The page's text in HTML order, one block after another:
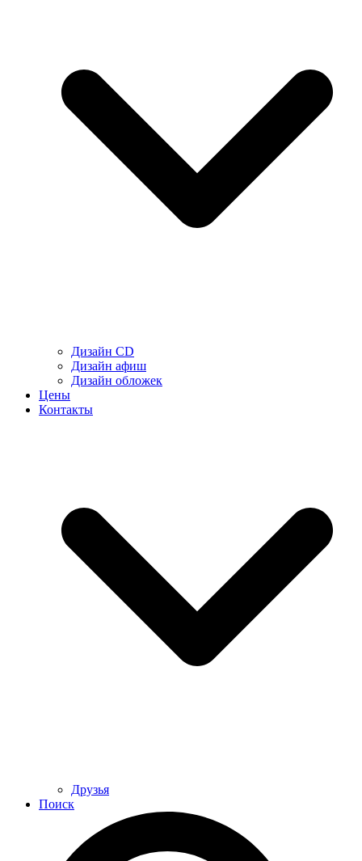
Дизайн CD
Дизайн афиш
Дизайн обложек
Цены
Контакты
Друзья
Поиск